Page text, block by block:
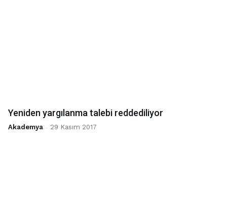
Yeniden yargılanma talebi reddediliyor
Akademya - 29 Kasım 2017